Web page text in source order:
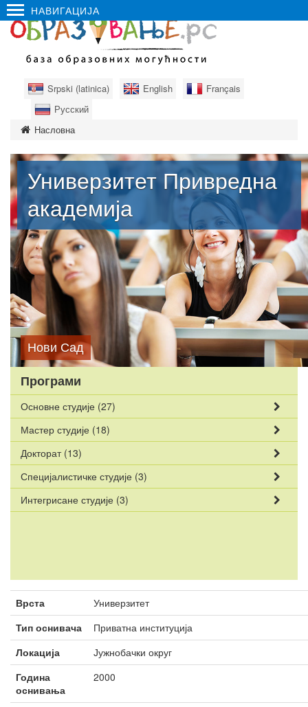
НАВИГАЦИЈА
Srpski (latinica) English
Français
Русский
Насловна
Универзитет Привредна
академија
Нови Сад
Програми
Основне студије (27)
Мастер студије (18)
Докторат (13)
Специјалистичке студије (3)
Интегрисане студије (3)
Врста
Универзитет
Тип оснивача
Приватна институција
Локација
Јужнобачки округ
Година
оснивања
2000